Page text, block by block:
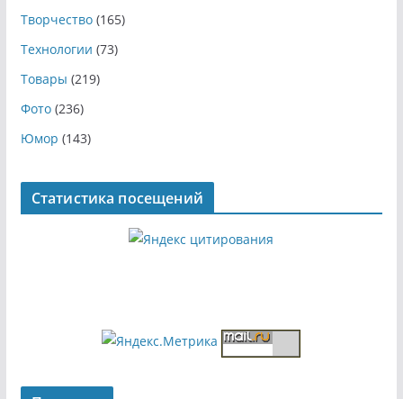
Творчество(165)
Технологии (73)
Товары (219)
Фото(236)
Юмор (143)
Статистика посещений